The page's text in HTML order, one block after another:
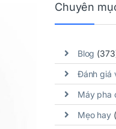
Chuyên
Blog
Đánh giá
Máy pha
Mẹo hay